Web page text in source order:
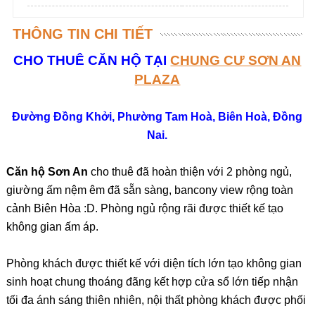
THÔNG TIN CHI TIẾT
CHO THUÊ CĂN HỘ TẠICHUNG CƯ SƠN AN
PLAZA
Đường Đồng Khởi, Phường Tam Hoà, Biên Hoà, Đồng
Nai.
Căn hộ Sơn An cho thuê đã hoàn thiện với 2 phòng ngủ,
giường ấm nệm êm đã sẵn sàng, bancony view rộng toàn
cảnh Biên Hòa :D. Phòng ngủ rộng rãi được thiết kế tạo
không gian ấm áp.
Phòng khách được thiết kế với diện tích lớn tạo không gian
sinh hoạt chung thoáng đãng kết hợp cửa sổ lớn tiếp nhận
tối đa ánh sáng thiên nhiên, nội thất phòng khách được phối